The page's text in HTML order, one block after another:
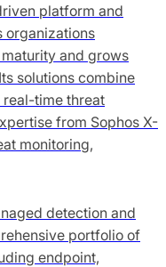
platform and
organizations
and grows
solutions combine
real-time threat
from Sophos X-
monitoring,
detection and
portfolio of
endpoint,